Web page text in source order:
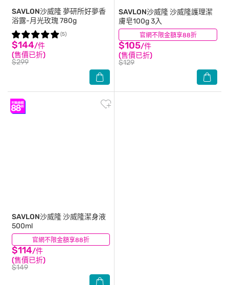
SAVLON沙威隆夢研所好夢香
浴露-月光玫瑰 780g
$144/件
(售價已折)
$299
(5) 官網不限金額享88折
SAVLON沙威隆沙威隆護理潔
膚皂100g 3入
$105/件
(售價已折)
$129
(1)
官網不限金額享88折
SAVLON沙威隆沙威隆潔身液
500ml
$114/件
(售價已折)
$149
(2)